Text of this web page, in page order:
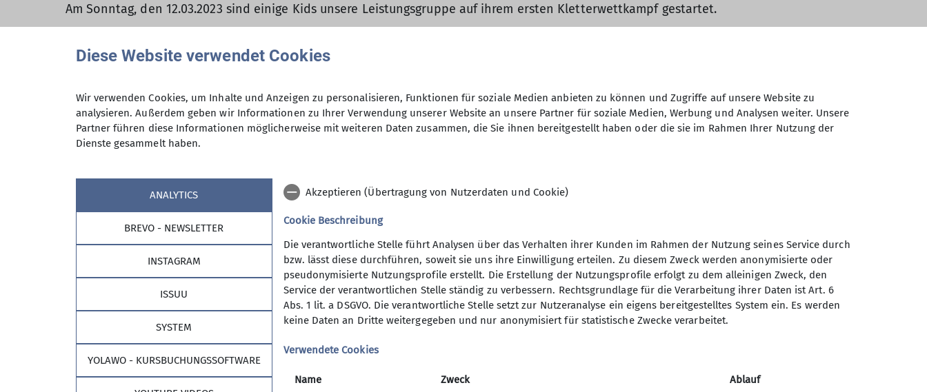
Am Sonntag, den 12.03.2023 sind einige Kids unsere Leistungsgruppe auf ihrem ersten Kletterwettkampf gestartet.
das Ergebnis fest. Alle drei Kids schafften es ins gute Mittelfeld. Damit wurden die Erwartungen der TrainerInnen mehr als erfüllt. Und das
wichtigste: "Es hat uns Spaß gemacht. Können wir beim nächsten Wettkampf wieder an den Start gehen?"
Da der Wettkampf für alle beteiligten ein voller Erfolg war, werden wir auch beim nächsten Wettkampf in 2 Wochen wieder an den Start
Diese Website verwendet Cookies
Wir verwenden Cookies, um Inhalte und Anzeigen zu personalisieren, Funktionen für soziale Medien anbieten zu können und Zugriffe auf unsere Website zu
analysieren. Außerdem geben wir Informationen zu Ihrer Verwendung unserer Website an unsere Partner für soziale Medien, Werbung und Analysen weiter. Unsere
Partner führen diese Informationen möglicherweise mit weiteren Daten zusammen, die Sie ihnen bereitgestellt haben oder die sie im Rahmen Ihrer Nutzung der
Dienste gesammelt haben.
ANALYTICS
BREVO - NEWSLETTER
INSTAGRAM
ISSUU
SYSTEM
YOLAWO - KURSBUCHUNGSSOFTWARE
Akzeptieren (Übertragung von Nutzerdaten und Cookie)
Cookie Beschreibung
Die verantwortliche Stelle führt Analysen über das Verhalten ihrer Kunden im Rahmen der Nutzung seines Service durch
bzw. lässt diese durchführen, soweit sie uns ihre Einwilligung erteilen. Zu diesem Zweck werden anonymisierte oder
pseudonymisierte Nutzungsprofile erstellt. Die Erstellung der Nutzungsprofile erfolgt zu dem alleinigen Zweck, den
Service der verantwortlichen Stelle ständig zu verbessern. Rechtsgrundlage für die Verarbeitung ihrer Daten ist Art. 6
Abs. 1 lit. a DSGVO. Die verantwortliche Stelle setzt zur Nutzeranalyse ein eigens bereitgestelltes System ein. Es werden
keine Daten an Dritte weitergegeben und nur anonymisiert für statistische Zwecke verarbeitet.
Verwendete Cookies
Name Zweck Ablauf